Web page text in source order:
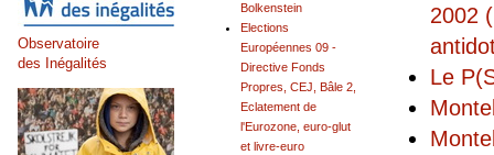
2002
Le
Bolkenstein
Elections
Européennes 09 -
Directive Fonds
Propres, CEJ, Bâle 2,
Eclatement de
l'Eurozone, euro-glut
et livre-euro
Observatoire
des Inégalités